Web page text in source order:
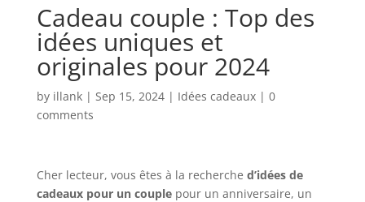
Cadeau couple : Top des
idées uniques et
originales pour 2024
by illank| Sep 15, 2024| Idées cadeaux| 0
comments
Cher lecteur, vous êtes à la recherche d’idées de
cadeaux pour un couplepour un anniversaire, un